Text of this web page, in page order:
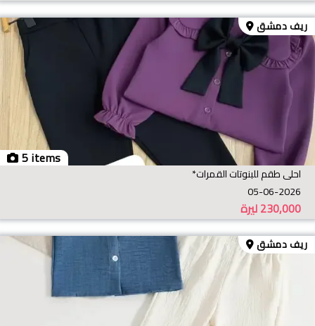
5 items
ريف دمشق
احلى طقم للبنوتات القمرات*
05-06-2026
ليرة230,000
ريف دمشق